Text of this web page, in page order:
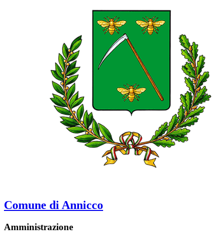
Comune di Annicco
Amministrazione